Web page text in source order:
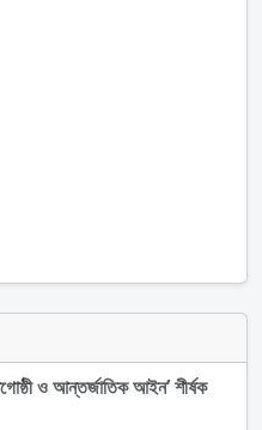
ও আন্তর্জাতিক আইন’ শীর্ষক